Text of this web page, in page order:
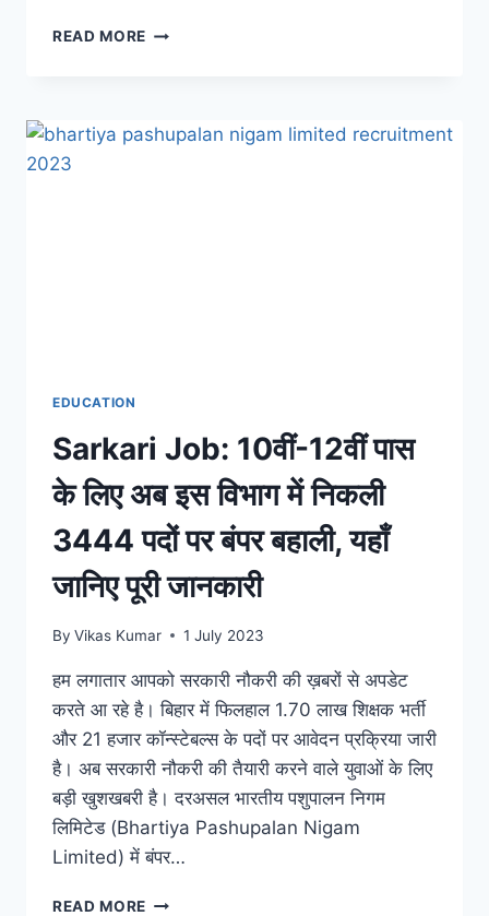
READ MORE SARKARI
7411
5
सरकारी
नौकरियां,
देखे
डिटेल्स
EDUCATION
Sarkari Job: 10वीं-12वीं पास
के लिए अब इस विभाग में निकली
3444 पदों पर बंपर बहाली, यहाँ
जानिए पूरी जानकारी
By Vikas Kumar 1 July 2023
हम लगातार आपको सरकारी नौकरी की ख़बरों से अपडेट
करते आ रहे है। बिहार में फिलहाल 1.70 लाख शिक्षक भर्ती
और 21 हजार कॉन्स्टेबल्स के पदों पर आवेदन प्रक्रिया जारी
है। अब सरकारी नौकरी की तैयारी करने वाले युवाओं के लिए
बड़ी खुशखबरी है। दरअसल भारतीय पशुपालन निगम
लिमिटेड (Bhartiya Pashupalan Nigam
Limited) में बंपर…
READ MORE SARKARI